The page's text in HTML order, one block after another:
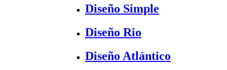
Diseño Simple
Diseño Rio
Diseño Atlántico